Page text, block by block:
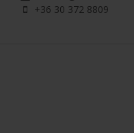
+36 30 372 8809